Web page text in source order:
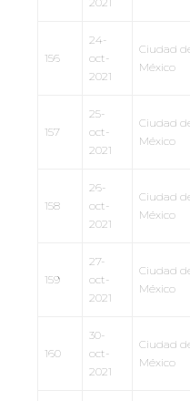
156
24-
oct-
2021
Ciudad
México
157
25-
oct-
2021
Ciudad
México
158
26-
oct-
2021
Ciudad
México
159
27-
oct-
2021
Ciudad
México
160
30-
oct-
2021
Ciudad
México